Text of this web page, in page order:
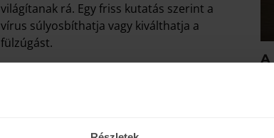
világítanak rá. Egy friss kutatás szerint a
vírus súlyosbíthatja vagy kiválthatja a
fülzúgást.
A